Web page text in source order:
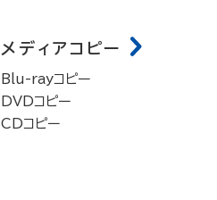
メディアコピー
Blu-rayコピー
DVDコピー
CDコピー